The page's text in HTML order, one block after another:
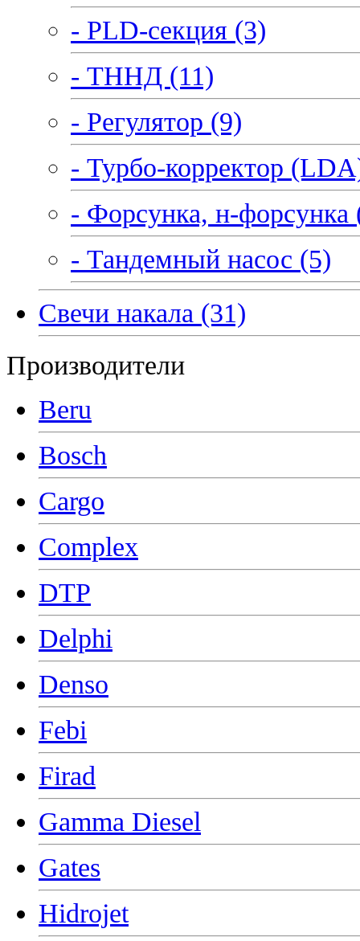
- PLD-секция (3)
- ТННД (11)
- Регулятор (9)
- Турбо-корректор
- Форсунка, н-форсунка
- Тандемный насос (5)
Свечи накала (31)
Производители
Beru
Bosch
Cargo
Complex
DTP
Delphi
Denso
Febi
Firad
Gamma Diesel
Gates
Hidrojet